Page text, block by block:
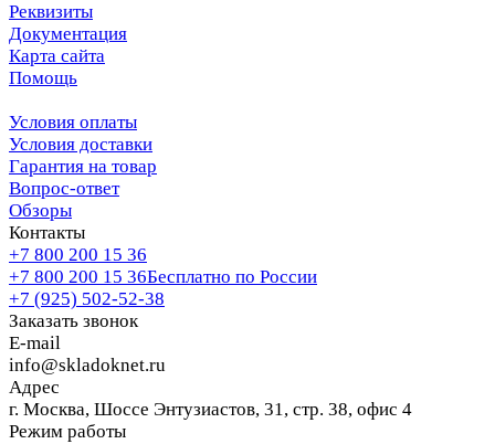
Реквизиты
Документация
Карта сайта
Помощь
Условия оплаты
Условия доставки
Гарантия на товар
Вопрос-ответ
Обзоры
Контакты
+7 800 200 15 36
+7 800 200 15 36Бесплатно по России
+7 (925) 502-52-38
Заказать звонок
E-mail
info@skladoknet.ru
Адрес
г. Москва, Шоссе Энтузиастов, 31, стр. 38, офис 4
Режим работы